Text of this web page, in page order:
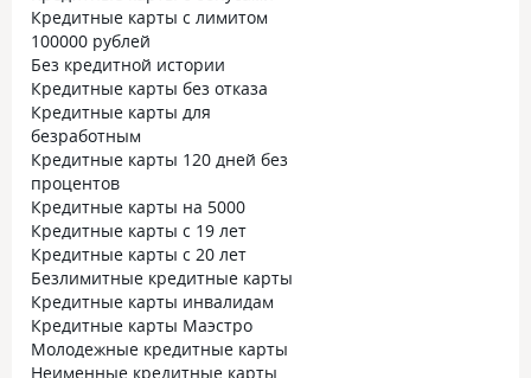
Кредитные карты с лимитом
100000 рублей
Без кредитной истории
Кредитные карты без отказа
Кредитные карты для
безработным
Кредитные карты 120 дней без
процентов
Кредитные карты на 5000
Кредитные карты с 19 лет
Кредитные карты с 20 лет
Безлимитные кредитные карты
Кредитные карты инвалидам
Кредитные карты Маэстро
Молодежные кредитные карты
Неименные кредитные карты